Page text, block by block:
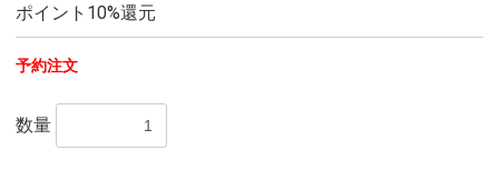
ポイント10%還元
予約注文
数量